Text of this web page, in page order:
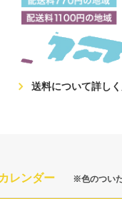
送料について詳し
レンダー ※色のつい